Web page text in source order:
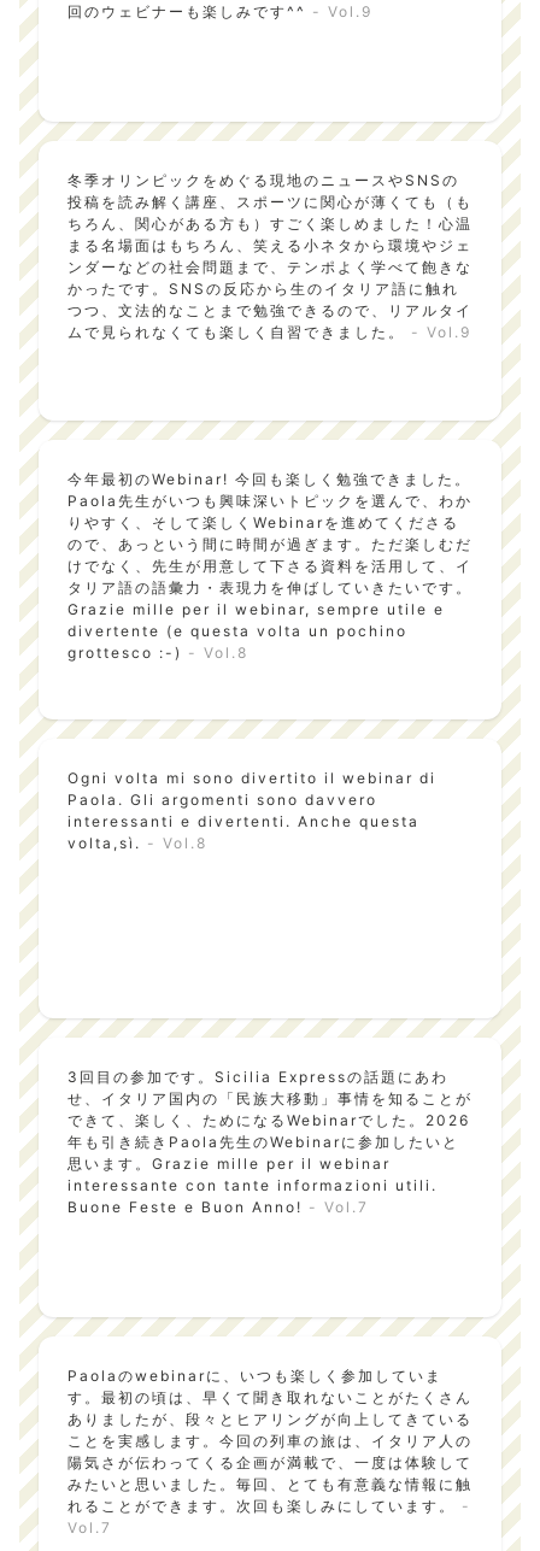
回のウェビナーも楽しみです^^ - Vol.9
冬季オリンピックをめぐる現地のニュースやSNSの
投稿を読み解く講座、スポーツに関心が薄くても（も
ちろん、関心がある方も）すごく楽しめました！心温
まる名場面はもちろん、笑える小ネタから環境やジェ
ンダーなどの社会問題まで、テンポよく学べて飽きな
かったです。SNSの反応から生のイタリア語に触れ
つつ、文法的なことまで勉強できるので、リアルタイ
ムで見られなくても楽しく自習できました。 - Vol.9
今年最初のWebinar! 今回も楽しく勉強できました。
Paola先生がいつも興味深いトピックを選んで、わか
りやすく、そして楽しくWebinarを進めてくださる
ので、あっという間に時間が過ぎます。ただ楽しむだ
けでなく、先生が用意して下さる資料を活用して、イ
タリア語の語彙力・表現力を伸ばしていきたいです。
Grazie mille per il webinar, sempre utile e
divertente (e questa volta un pochino
grottesco :-) - Vol.8
Ogni volta mi sono divertito il webinar di
Paola. Gli argomenti sono davvero
interessanti e divertenti. Anche questa
volta,sì. - Vol.8
3回目の参加です。Sicilia Expressの話題にあわ
せ、イタリア国内の「民族大移動」事情を知ることが
できて、楽しく、ためになるWebinarでした。2026
年も引き続きPaola先生のWebinarに参加したいと
思います。Grazie mille per il webinar
interessante con tante informazioni utili.
Buone Feste e Buon Anno! - Vol.7
Paolaのwebinarに、いつも楽しく参加していま
す。最初の頃は、早くて聞き取れないことがたくさん
ありましたが、段々とヒアリングが向上してきている
ことを実感します。今回の列車の旅は、イタリア人の
陽気さが伝わってくる企画が満載で、一度は体験して
みたいと思いました。毎回、とても有意義な情報に触
れることができます。次回も楽しみにしています。 -
Vol.7